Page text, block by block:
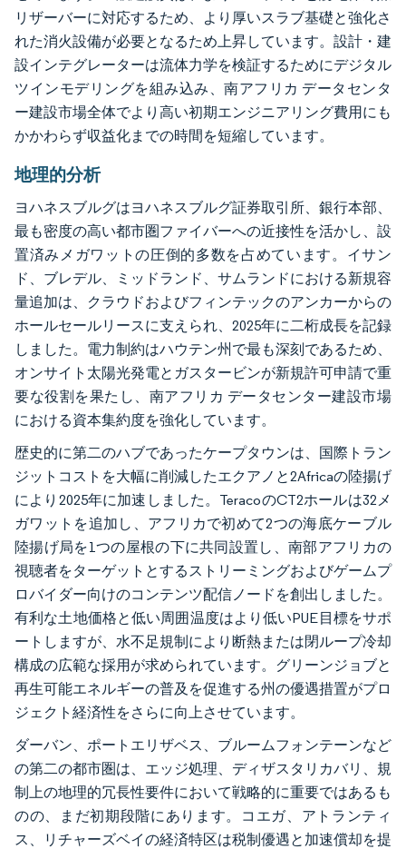
リザーバーに対応するため、より厚いスラブ基礎と強化さ
れた消火設備が必要となるため上昇しています。設計・建
設インテグレーターは流体力学を検証するためにデジタル
ツインモデリングを組み込み、南アフリカ データセンタ
ー建設市場全体でより高い初期エンジニアリング費用にも
かかわらず収益化までの時間を短縮しています。
地理的分析
ヨハネスブルグはヨハネスブルグ証券取引所、銀行本部、
最も密度の高い都市圏ファイバーへの近接性を活かし、設
置済みメガワットの圧倒的多数を占めています。イサン
ド、ブレデル、ミッドランド、サムランドにおける新規容
量追加は、クラウドおよびフィンテックのアンカーからの
ホールセールリースに支えられ、2025年に二桁成長を記録
しました。電力制約はハウテン州で最も深刻であるため、
オンサイト太陽光発電とガスタービンが新規許可申請で重
要な役割を果たし、南アフリカ データセンター建設市場
における資本集約度を強化しています。
歴史的に第二のハブであったケープタウンは、国際トラン
ジットコストを大幅に削減したエクアノと2Africaの陸揚げ
により2025年に加速しました。TeracoのCT2ホールは32メ
ガワットを追加し、アフリカで初めて2つの海底ケーブル
陸揚げ局を1つの屋根の下に共同設置し、南部アフリカの
視聴者をターゲットとするストリーミングおよびゲームプ
ロバイダー向けのコンテンツ配信ノードを創出しました。
有利な土地価格と低い周囲温度はより低いPUE目標をサポ
ートしますが、水不足規制により断熱または閉ループ冷却
構成の広範な採用が求められています。グリーンジョブと
再生可能エネルギーの普及を促進する州の優遇措置がプロ
ジェクト経済性をさらに向上させています。
ダーバン、ポートエリザベス、ブルームフォンテーンなど
の第二の都市圏は、エッジ処理、ディザスタリカバリ、規
制上の地理的冗長性要件において戦略的に重要ではあるも
のの、まだ初期段階にあります。コエガ、アトランティ
ス、リチャーズベイの経済特区は税制優遇と加速償却を提